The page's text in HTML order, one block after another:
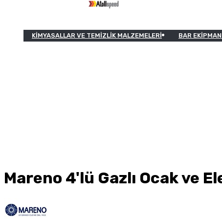
KIMYASALLAR VE TEMIZLIK MALZEMELERI BAR
Mareno 4'lü Gazlı Ocak ve